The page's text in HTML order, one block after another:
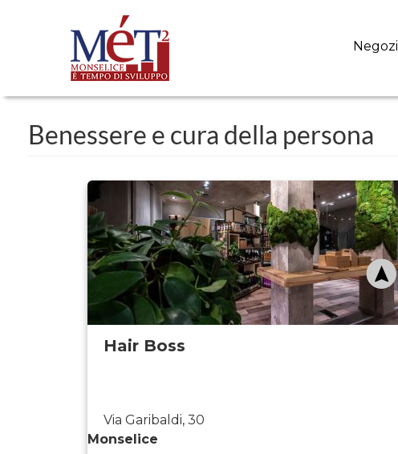
Negozi
Benessere e cura della persona
Hair Boss
Via Garibaldi, 30
Monselice